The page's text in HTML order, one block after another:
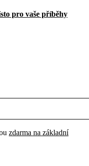
pro vaše příběhy
zdarma na základní